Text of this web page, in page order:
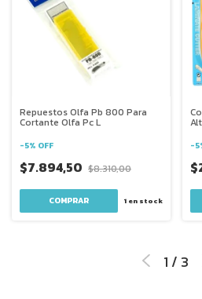
Repuestos Olfa Pb 800 Para
Cortante Olfa Pc L
-5% OFF
$7.894,50 $8.310,00
1en stock
-5
1 / 3